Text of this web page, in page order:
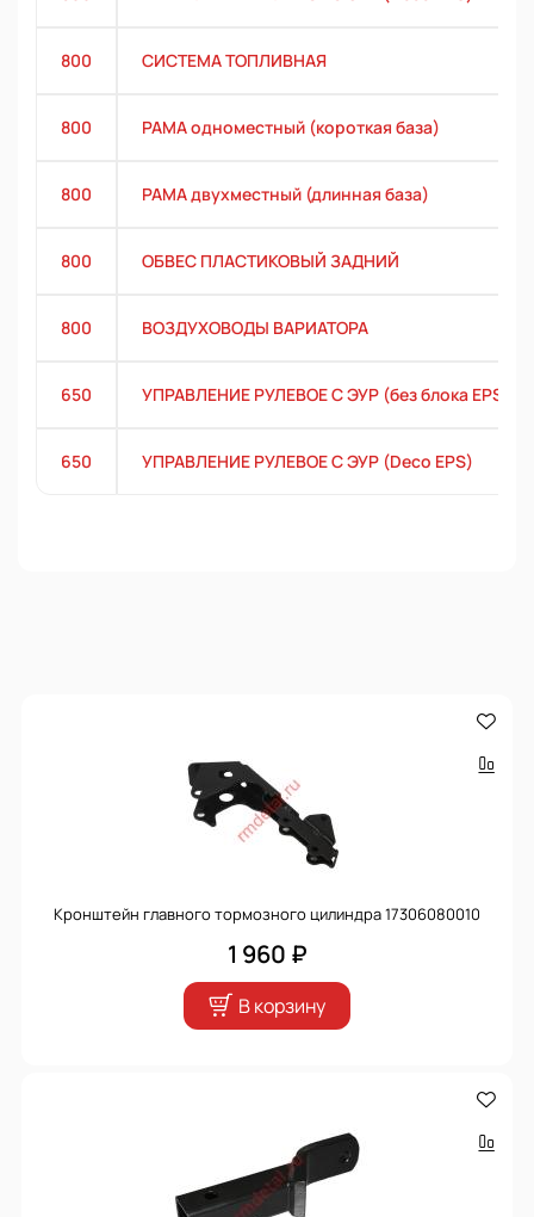
800 СИСТЕМА ТОПЛИВНАЯ
800 РАМА одноместный (короткая база)
800 РАМА двухместный (длинная база)
800 ОБВЕС ПЛАСТИКОВЫЙ ЗАДНИЙ
800 ВОЗДУХОВОДЫ ВАРИАТОРА
650 УПРАВЛЕНИЕ РУЛЕВОЕ С ЭУР (без блока EPS)
650 УПРАВЛЕНИЕ РУЛЕВОЕ С ЭУР (Deco EPS)
Кронштейн главного тормозного цилиндра 17306080010
1 960 ₽
В корзину